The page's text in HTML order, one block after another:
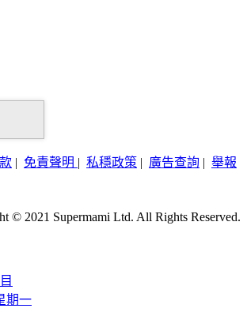
| 免責聲明 | 私穩政策 | 廣告查詢 | 舉報
© 2021 Supermami Ltd. All Rights Reserved.
期一